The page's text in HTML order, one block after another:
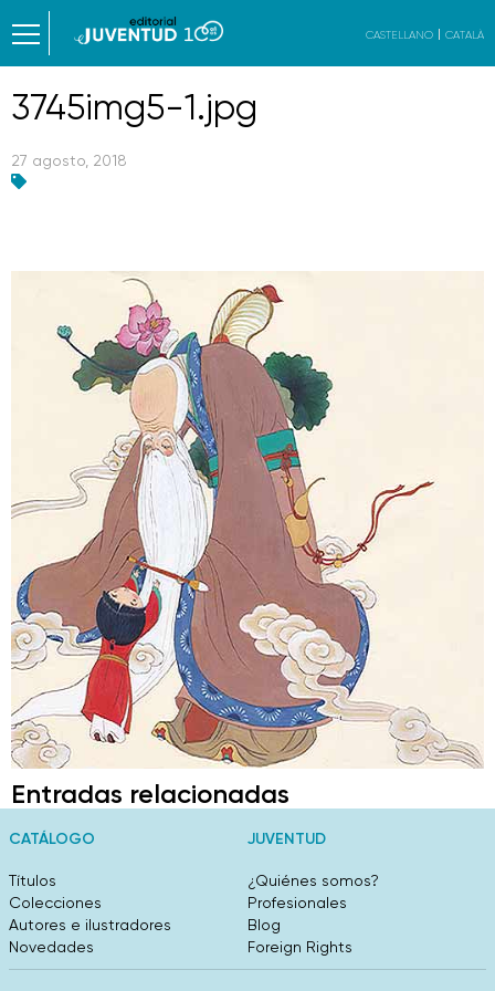
CASTELLANO CATALÀ
3745img5-1.jpg
27 agosto, 2018
Entradas relacionadas
CATÁLOGO
Títulos
Colecciones
Autores e ilustradores
Novedades
JUVENTUD
¿Quiénes somos?
Profesionales
Blog
Foreign Rights